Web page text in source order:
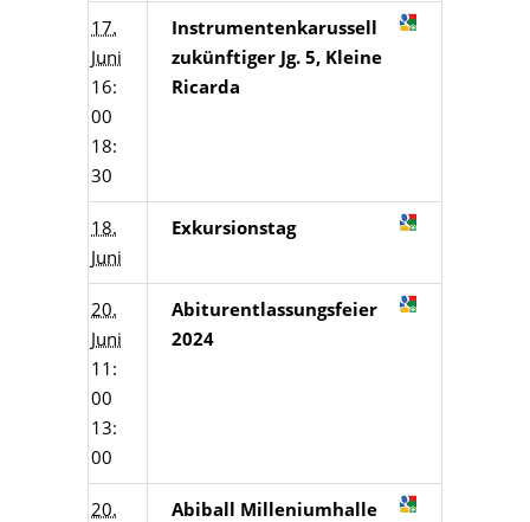
17.
Juni
16:
00
18:
30
Instrumentenkarussell
zukünftiger Jg. 5, Kleine
Ricarda
18.
Juni
Exkursionstag
20.
Juni
11:
00
13:
00
Abiturentlassungsfeier
2024
20.
Abiball Milleniumhalle